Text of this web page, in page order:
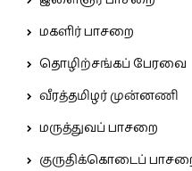
மகளிர் பாசறை
தொழிற்சங்கப் பேரவை
வீரத்தமிழர் முன்னணி
மருத்துவப் பாசறை
குருதிக்கொடைப்